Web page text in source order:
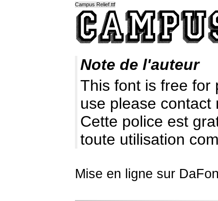
Campus Relief.ttf
Note de l'auteur
This font is free for
use please contact
Cette police est
toute utilisation
Mise en ligne sur